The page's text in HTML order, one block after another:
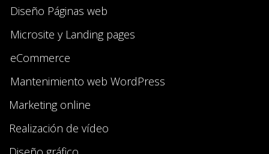
Diseño Páginas web
Microsite y Landing pages
eCommerce
Mantenimiento web WordPress
Marketing online
Realización de vídeo